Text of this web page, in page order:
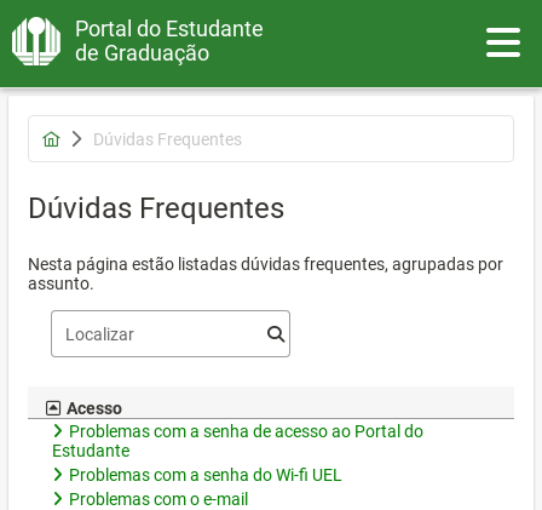
Portal do Estudante
de Graduação
Dúvidas Frequentes
Dúvidas Frequentes
Nesta página estão listadas dúvidas frequentes, agrupadas por
assunto.
Acesso
Problemas com a senha de acesso ao Portal do
Estudante
Problemas com a senha do Wi-fi UEL
Problemas com o e-mail